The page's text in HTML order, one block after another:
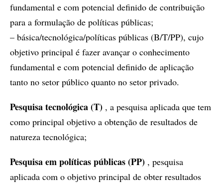
fundamental e com potencial definido de contribuição
para a formulação de políticas públicas;
– básica/tecnológica/políticas públicas (B/T/PP), cujo
objetivo principal é fazer avançar o conhecimento
fundamental e com potencial definido de aplicação
tanto no setor público quanto no setor privado.
Pesquisa tecnológica (T) , a pesquisa aplicada que tem
como principal objetivo a obtenção de resultados de
natureza tecnológica;
Pesquisa em políticas públicas (PP) , pesquisa
aplicada com o objetivo principal de obter resultados